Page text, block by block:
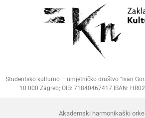
Studentsko kulturno – umjetničko društvo “Ivan
10 000 Zagreb; OIB: 71840467417 IBAN:
Akademski harmonikaški